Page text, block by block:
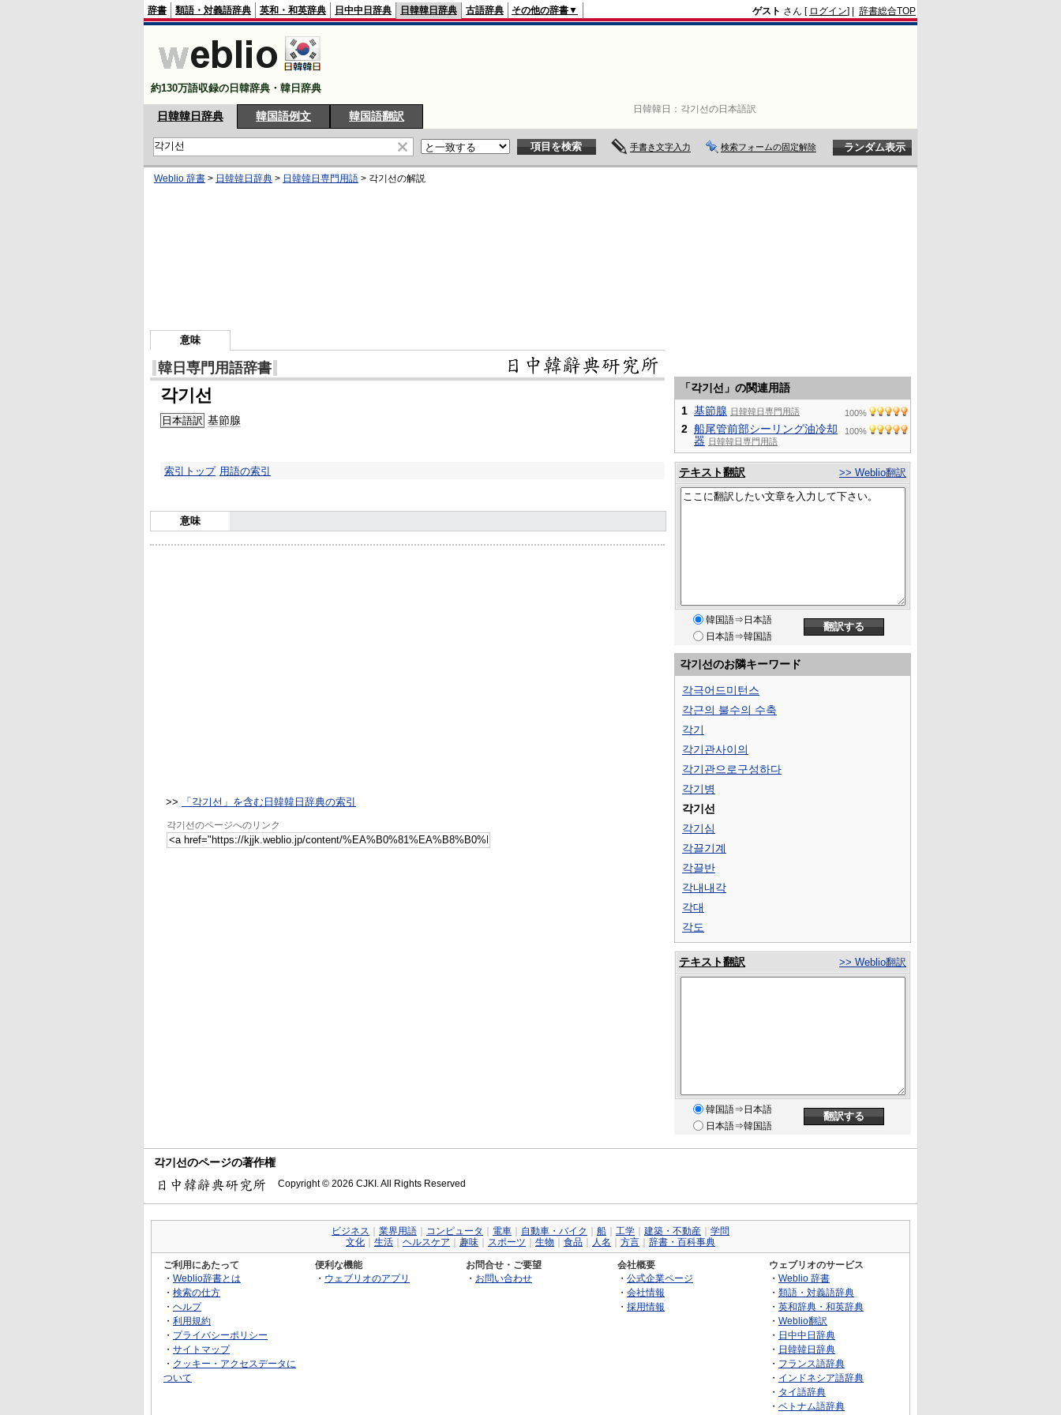
日韓韓日： 각기선の日本語訳
辞書 類語・対義語辞典 英和・和英辞典 日中中日辞典 日韓韓日辞典 古語辞典 その他の辞書▼ ゲスト さん [ ログイン] | 辞書総合TOP
約130万語収録の日韓辞典・韓日辞典
日韓韓日辞典 韓国語例文 韓国語翻訳
手書き文字入力 検索フォームの固定解除
Weblio 辞書 > 日韓韓日辞典 > 日韓韓日専門用語 > 각기선の解説
意味
韓日専門用語辞書
각기선
日本語訳 基節腺
索引トップ 用語の索引
意味
>> 「각기선」を含む日韓韓日辞典の索引
각기선のページへのリンク
「각기선」の関連用語
1 基節腺 日韓韓日専門用語 100%
2 船尾管前部シーリング油冷却
器 日韓韓日専門用語
100%
テキスト翻訳 >> Weblio翻訳
韓国語⇒日本語
日本語⇒韓国語
각기선のお隣キーワード
각극어드미턴스
각근의 불수의 수축
각기
각기관사이의
각기관으로구성하다
각기병
각기선
각기심
각끌기계
각끌반
각내내각
각대
각도
テキスト翻訳 >> Weblio翻訳
韓国語⇒日本語
日本語⇒韓国語
각기선のページの著作権
Copyright © 2026 CJKI. All Rights Reserved
ビジネス 業界用語 コンピュータ 電車 自動車・バイク 船 工学 建築・不動産
学問
文化
生活 ヘルスケア 趣味 スポーツ 生物 食品 人名 方言 辞書・百科事典
ご利用にあたって
・ Weblio辞書とは
・ 検索の仕方
・ ヘルプ
・ 利用規約
・ プライバシーポリシー
・ サイトマップ
・ クッキー・アクセスデータに
ついて
便利な機能
・ ウェブリオのアプリ
お問合せ・ご要望
・ お問い合わせ
会社概要
・ 公式企業ページ
・ 会社情報
・ 採用情報
ウェブリオのサービス
・ Weblio 辞書
・ 類語・対義語辞典
・ 英和辞典・和英辞典
・ Weblio翻訳
・ 日中中日辞典
・ 日韓韓日辞典
・ フランス語辞典
・ インドネシア語辞典
・ タイ語辞典
・ ベトナム語辞典